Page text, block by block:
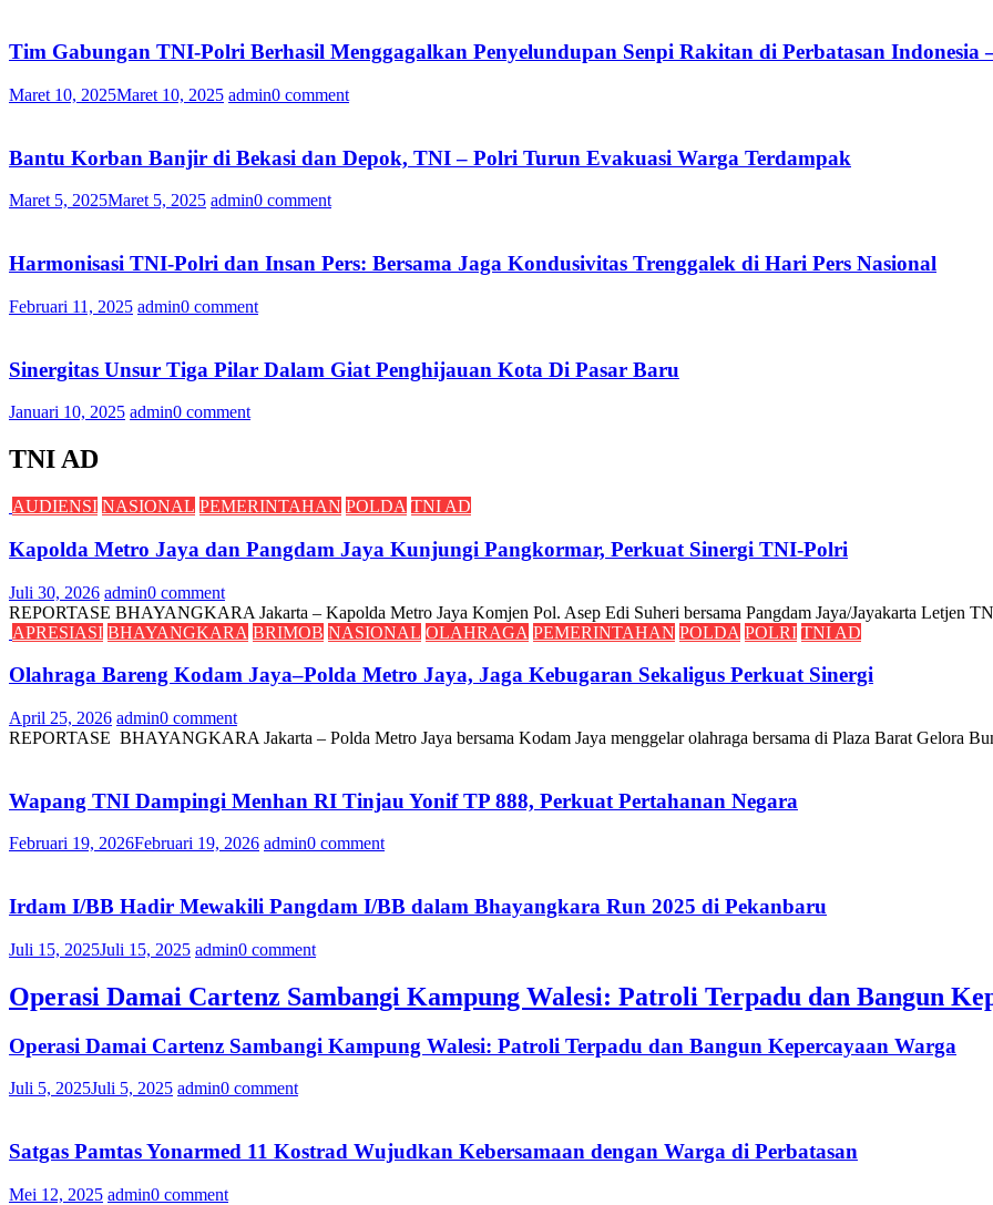
Tim Gabungan TNI-Polri Berhasil Menggagalkan Penyelundupan Senpi Rakitan di Perbatasan Indonesia
Maret 10, 2025Maret 10, 2025 admin0 comment
Bantu Korban Banjir di Bekasi dan Depok, TNI – Polri Turun Evakuasi Warga Terdampak
Maret 5, 2025Maret 5, 2025 admin0 comment
Harmonisasi TNI-Polri dan Insan Pers: Bersama Jaga Kondusivitas Trenggalek di Hari Pers Nasional
Februari 11, 2025 admin0 comment
Sinergitas Unsur Tiga Pilar Dalam Giat Penghijauan Kota Di Pasar Baru
Januari 10, 2025 admin0 comment
TNI AD
AUDIENSI NASIONAL PEMERINTAHAN POLDA TNI AD
Kapolda Metro Jaya dan Pangdam Jaya Kunjungi Pangkormar, Perkuat Sinergi TNI-Polri
Juli 30, 2026 admin0 comment
REPORTASE BHAYANGKARA Jakarta – Kapolda Metro Jaya Komjen Pol. Asep Edi Suheri bersama Pangdam Jaya/Jayakarta Letjen
APRESIASI BHAYANGKARA BRIMOB NASIONAL OLAHRAGA PEMERINTAHAN POLDA POLRI TNI AD
Olahraga Bareng Kodam Jaya–Polda Metro Jaya, Jaga Kebugaran Sekaligus Perkuat Sinergi
April 25, 2026 admin0 comment
REPORTASE BHAYANGKARA Jakarta – Polda Metro Jaya bersama Kodam Jaya menggelar olahraga bersama di Plaza Barat Gelora
Wapang TNI Dampingi Menhan RI Tinjau Yonif TP 888, Perkuat Pertahanan Negara
Februari 19, 2026Februari 19, 2026 admin0 comment
Irdam I/BB Hadir Mewakili Pangdam I/BB dalam Bhayangkara Run 2025 di Pekanbaru
Juli 15, 2025Juli 15, 2025 admin0 comment
Operasi Damai Cartenz Sambangi Kampung Walesi: Patroli Terpadu dan Bangun
Operasi Damai Cartenz Sambangi Kampung Walesi: Patroli Terpadu dan Bangun Kepercayaan Warga
Juli 5, 2025Juli 5, 2025 admin0 comment
Satgas Pamtas Yonarmed 11 Kostrad Wujudkan Kebersamaan dengan Warga di Perbatasan
Mei 12, 2025 admin0 comment